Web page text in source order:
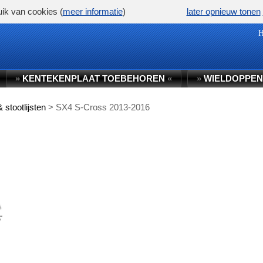
»KENTEKENPLAAT TOEBEHOREN« »
stootlijsten> SX4 S-Cross 2013-2016
van cookies (meer informatie) later opnieuw tonen